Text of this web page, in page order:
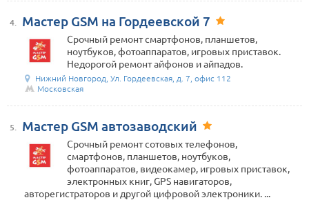
4. Мастер GSM на Гордеевской 7
Срочный ремонт смартфонов, планшетов,
ноутбуков, фотоаппаратов, игровых приставок.
Недорогой ремонт айфонов и айпадов.
Нижний Новгород, Ул. Гордеевская, д. 7, офис 112
Московская
5. Мастер GSM автозаводский
Срочный ремонт сотовых телефонов,
смартфонов, планшетов, ноутбуков,
фотоаппаратов, видеокамер, игровых приставок,
электронных книг, GPS навигаторов,
авторегистраторов и другой цифровой электроники. ...